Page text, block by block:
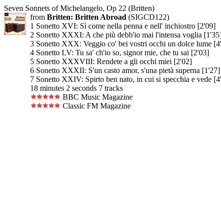
Seven Sonnets of Michelangelo, Op 22 (Britten)
from Britten: Britten Abroad (SIGCD122)
1 Sonetto XVI: Sì come nella penna e nell' inchiostro [2'09]
2 Sonetto XXXI: A che più debb'io mai l'intensa voglia
3 Sonetto XXX: Veggio co' bei vostri occhi un dolce lume
4 Sonetto LV: Tu sa' ch'io so, signor mie, che tu sai [2'03]
5 Sonetto XXXVIII: Rendete a gli occhi miei [2'02]
6 Sonetto XXXII: S'un casto amor, s'una pietà superna [1'27]
7 Sonetto XXIV: Spirto ben nato, in cui si specchia e vede
18 minutes 2 seconds 7 tracks
BBC Music Magazine
Classic FM Magazine